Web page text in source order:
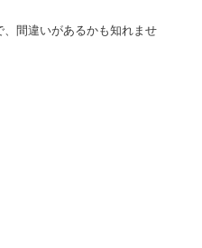
間違いがあるかも知れませ